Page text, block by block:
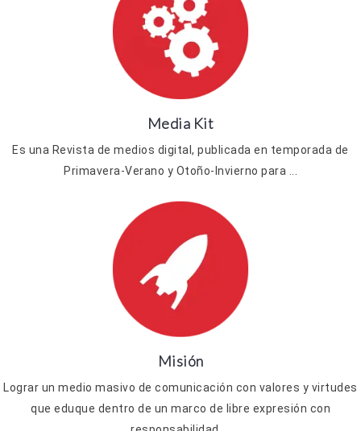
Media Kit
Es una Revista de medios digital, publicada en temporada de
Primavera-Verano y Otoño-Invierno para ...
Misión
Lograr un medio masivo de comunicación con valores y virtudes
que eduque dentro de un marco de libre expresión con